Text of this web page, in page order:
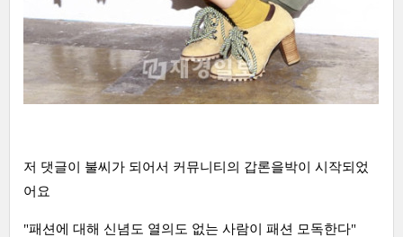
저 댓글이 불씨가 되어서 커뮤니티의 갑론을박이 시작되었
어요
"패션에 대해 신념도 열의도 없는 사람이 패션 모독한다"